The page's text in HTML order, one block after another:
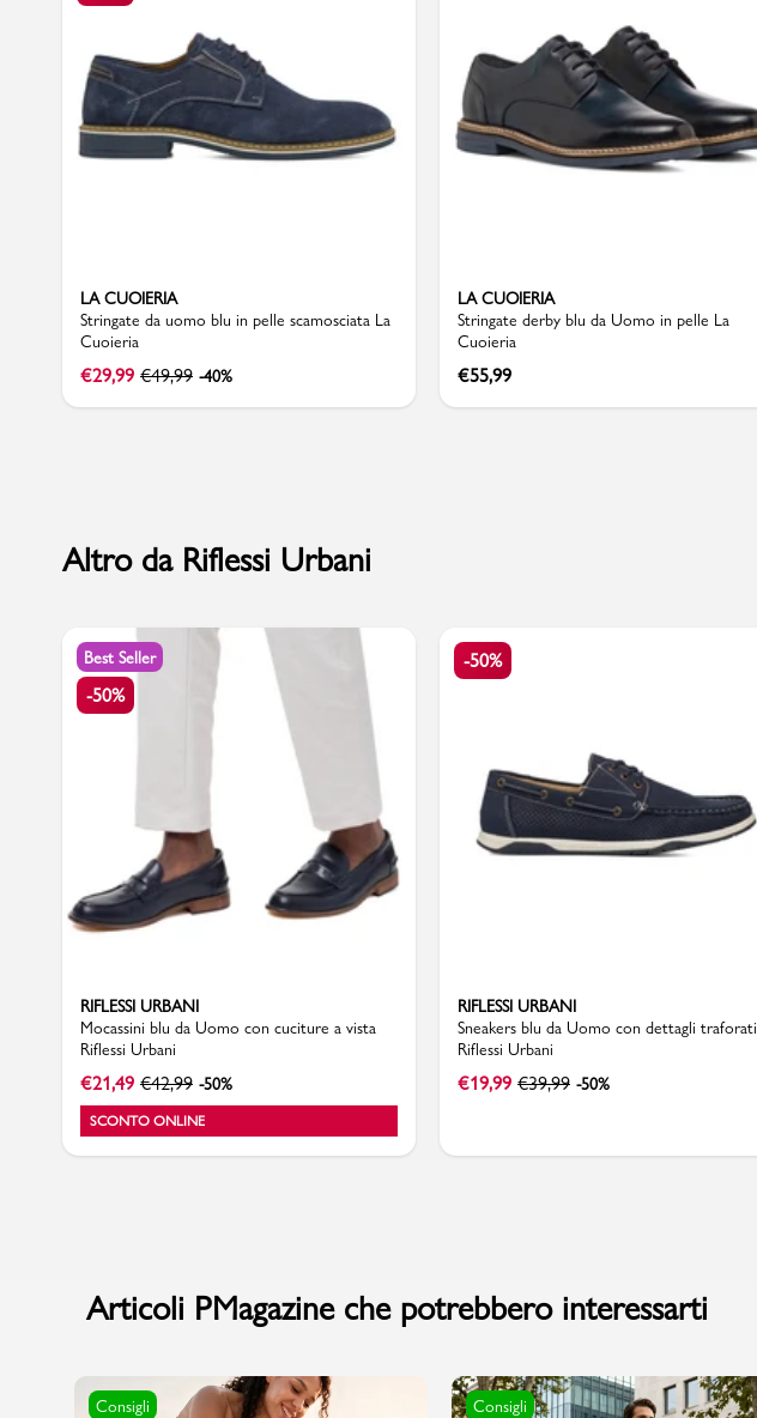
Promo & News
negozi
pcard
Gift card
LA CUOIERIA
Stringate da uomo blu in pelle scamosciata La
Cuoieria
€29,99 €49,99 -40%
LA CUOIERIA
Stringate derby blu da Uomo in pelle La
Cuoieria
€55,99
Altro da Riflessi Urbani
Best Seller
-50%
RIFLESSI URBANI
Mocassini blu da Uomo con cuciture a vista
Riflessi Urbani
€21,49 €42,99 -50%
SCONTO ONLINE
-50%
RIFLESSI URBANI
Sneakers blu da Uomo con dettagli traforati
Riflessi Urbani
€19,99 €39,99 -50%
Articoli PMagazine che potrebbero interessarti
Consigli Consigli